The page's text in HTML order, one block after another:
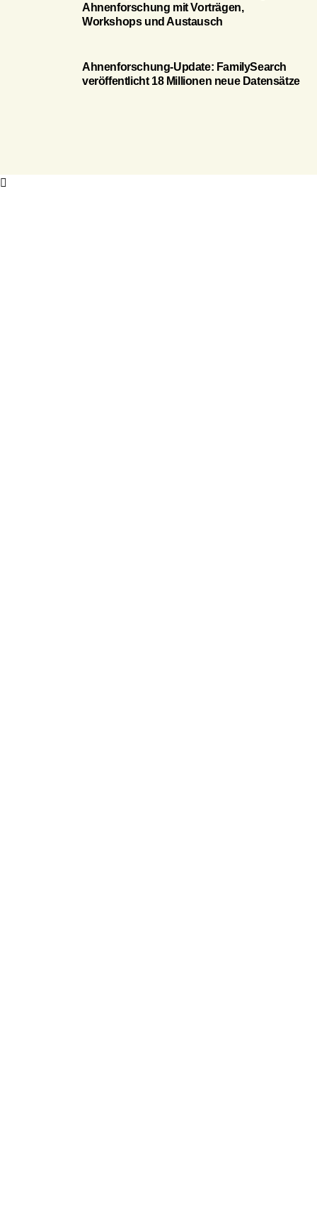
Ahnenforschung mit Vorträgen,
Workshops und Austausch
Ahnenforschung-Update: FamilySearch
veröffentlicht 18 Millionen neue Datensätze